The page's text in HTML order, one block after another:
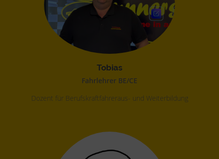
Tobias
Fahrlehrer BE/CE
Dozent für Berufskraftfahreraus- und Weiterbildung